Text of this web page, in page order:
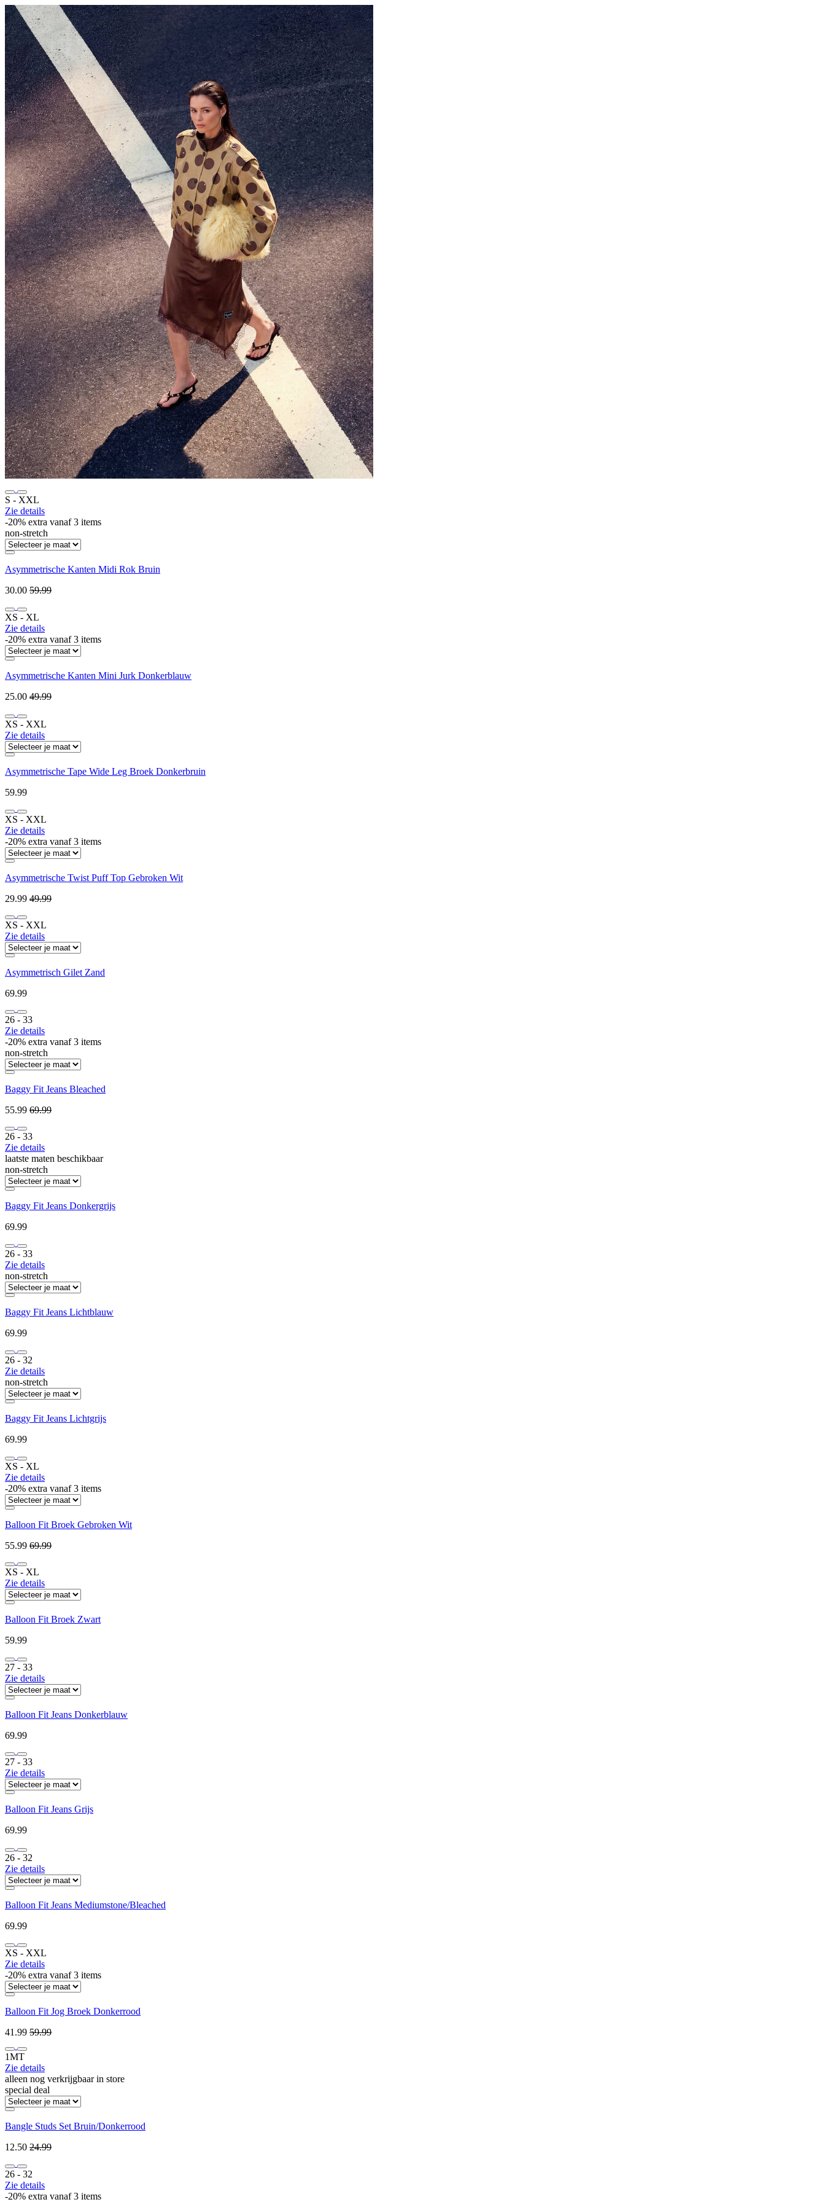
S ‐ XXL
Zie details
-20% extra vanaf 3 items
non-stretch
Asymmetrische Kanten Midi Rok Bruin
30.00 59.99
XS ‐ XL
Zie details
-20% extra vanaf 3 items
Asymmetrische Kanten Mini Jurk Donkerblauw
25.00 49.99
XS ‐ XXL
Zie details
Asymmetrische Tape Wide Leg Broek Donkerbruin
59.99
XS ‐ XXL
Zie details
-20% extra vanaf 3 items
Asymmetrische Twist Puff Top Gebroken Wit
29.99 49.99
XS ‐ XXL
Zie details
Asymmetrisch Gilet Zand
69.99
26 ‐ 33
Zie details
-20% extra vanaf 3 items
non-stretch
Baggy Fit Jeans Bleached
55.99 69.99
26 ‐ 33
Zie details
laatste maten beschikbaar
non-stretch
Baggy Fit Jeans Donkergrijs
69.99
26 ‐ 33
Zie details
non-stretch
Baggy Fit Jeans Lichtblauw
69.99
26 ‐ 32
Zie details
non-stretch
Baggy Fit Jeans Lichtgrijs
69.99
XS ‐ XL
Zie details
-20% extra vanaf 3 items
Balloon Fit Broek Gebroken Wit
55.99 69.99
XS ‐ XL
Zie details
Balloon Fit Broek Zwart
59.99
27 ‐ 33
Zie details
Balloon Fit Jeans Donkerblauw
69.99
27 ‐ 33
Zie details
Balloon Fit Jeans Grijs
69.99
26 ‐ 32
Zie details
Balloon Fit Jeans Mediumstone/Bleached
69.99
XS ‐ XXL
Zie details
-20% extra vanaf 3 items
Balloon Fit Jog Broek Donkerrood
41.99 59.99
1MT
Zie details
alleen nog verkrijgbaar in store
special deal
Bangle Studs Set Bruin/Donkerrood
12.50 24.99
26 ‐ 32
Zie details
-20% extra vanaf 3 items